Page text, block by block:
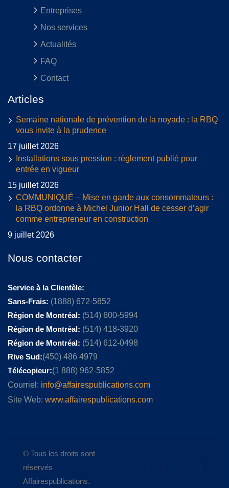
Entreprises
Nos services
Actualités
FAQ
Contact
Articles
Semaine nationale de prévention de la noyade : la RBQ
vous invite à la prudence
17 juillet 2026
Installations sous pression : règlement publié pour
entrée en vigueur
15 juillet 2026
COMMUNIQUÉ – Mise en garde aux consommateurs :
la RBQ ordonne à Michel Junior Hall de cesser d’agir
comme entrepreneur en construction
9 juillet 2026
Nous contacter
Service à la Clientèle:
Sans-Frais: (1888) 672-5852
Région de Montréal: (514) 600-5994
Région de Montréal: (514) 418-3920
Région de Montréal: (514) 612-0498
Rive Sud:(450) 486 4979
Télécopieur:(1 888) 962-5852
Courriel: info@affairespublications.com
Site Web: www.affairespublications.com
© Tous les droits sont
réservés
Affairespublications.